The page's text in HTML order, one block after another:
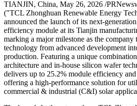
PRNewswire
TCL Zhonghuan
Next-Generation
Tianjin
Publish date: 26 May 2026